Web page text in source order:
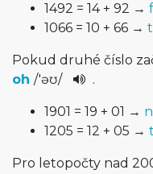
1492 = 14 + 92 →
1066 = 10 + 66 →
Pokud druhé číslo
oh /'əʊ/ .
1901 = 19 + 01 →
1205 = 12 + 05 →
Pro letopočty nad